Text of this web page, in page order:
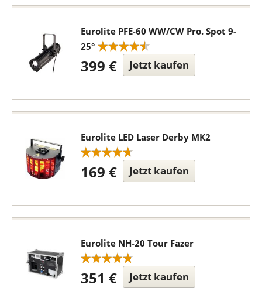
Eurolite PFE-60 WW/CW Pro. Spot 9-
25°
399 € Jetzt kaufen
Eurolite LED Laser Derby MK2
169 € Jetzt kaufen
Eurolite NH-20 Tour Fazer
351 € Jetzt kaufen